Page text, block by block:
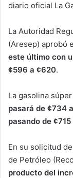
diario oficial La
La Autoridad
(Aresep) aprobó
este último con
¢596 a ¢620.
La gasolina
pasará de ¢734
pasando de ¢715
En su solicitud
de Petróleo
producto del